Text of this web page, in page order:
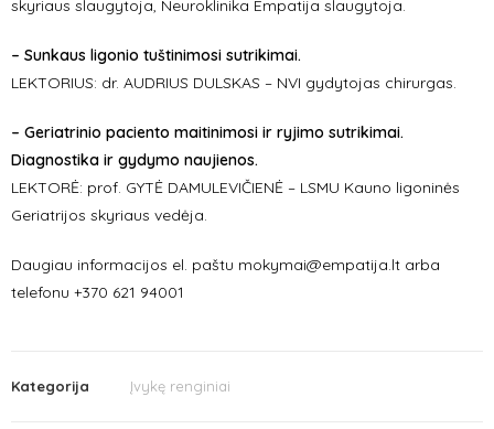
skyriaus slaugytoja, Neuroklinika Empatija slaugytoja.
– Sunkaus ligonio tuštinimosi sutrikimai.
LEKTORIUS: dr. AUDRIUS DULSKAS – NVI gydytojas chirurgas.
– Geriatrinio paciento maitinimosi ir ryjimo sutrikimai.
Diagnostika ir gydymo naujienos.
LEKTORĖ: prof. GYTĖ DAMULEVIČIENĖ – LSMU Kauno ligoninės
Geriatrijos skyriaus vedėja.
Daugiau informacijos el. paštu mokymai@empatija.lt arba
telefonu +370 621 94001
Kategorija Įvykę renginiai